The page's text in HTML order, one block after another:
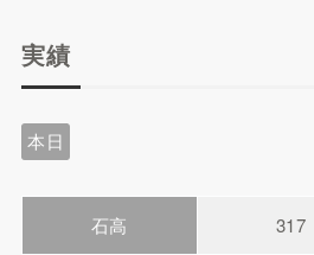
実績
本日
石高 317